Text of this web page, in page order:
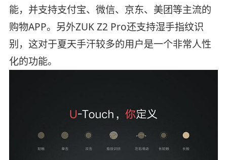
能，并支持支付宝、微信、京东、美团等主流的
购物APP。另外ZUK Z2 Pro还支持湿手指纹识
别，这对于夏天手汗较多的用户是一个非常人性
化的功能。